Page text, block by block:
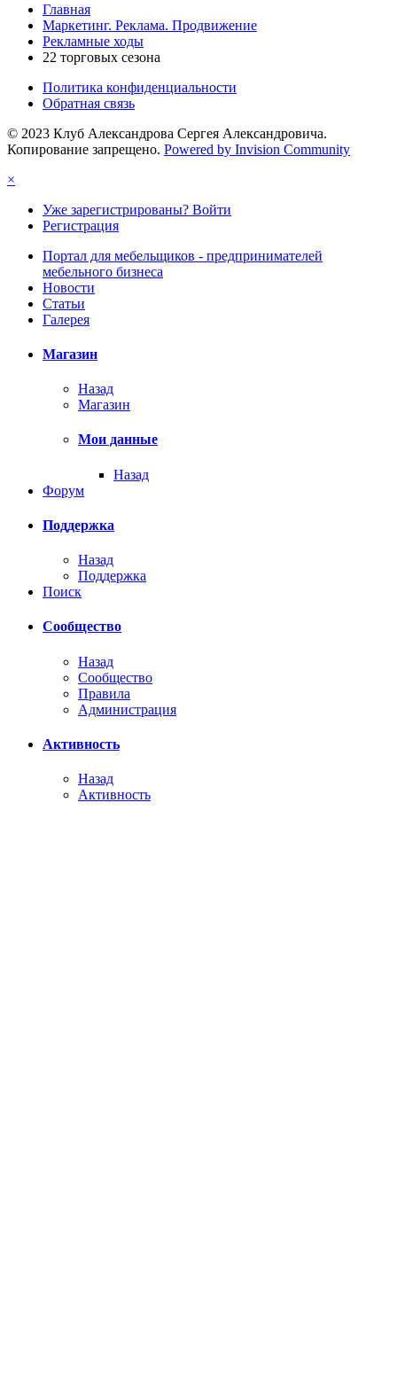
Главная
Маркетинг. Реклама. Продвижение
Рекламные ходы
22 торговых сезона
Политика конфиденциальности
Обратная связь
© 2023 Клуб Александрова Сергея Александровича.
Копирование запрещено. Powered by Invision Community
×
Уже зарегистрированы? Войти
Регистрация
Портал для мебельщиков - предпринимателей
мебельного бизнеса
Новости
Статьи
Галерея
Магазин
Назад
Магазин
Мои данные
Назад
Форум
Поддержка
Назад
Поддержка
Поиск
Сообщество
Назад
Сообщество
Правила
Администрация
Активность
Назад
Активность